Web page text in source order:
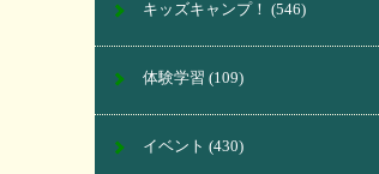
キッズキャンプ！ (546)
体験学習 (109)
イベント (430)